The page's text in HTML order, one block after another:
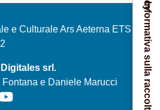
e Culturale Ars Aeterna ETS
Digitales srl.
e Daniele Marucci
Informativa sulla raccolta